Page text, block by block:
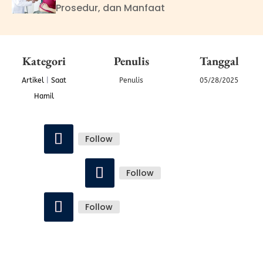
Prosedur, dan Manfaat
Kategori
Artikel| Saat
Hamil
Penulis
Penulis
Tanggal
05/28/2025
Follow
Follow
Follow